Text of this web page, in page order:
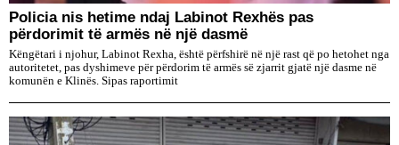
Policia nis hetime ndaj Labinot Rexhës pas
përdorimit të armës në një dasmë
Këngëtari i njohur, Labinot Rexha, është përfshirë në një rast që po hetohet nga
autoritetet, pas dyshimeve për përdorim të armës së zjarrit gjatë një dasme në
komunën e Klinës. Sipas raportimit